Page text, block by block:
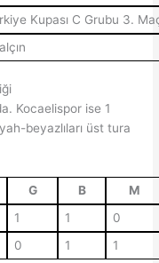
Kupası C Grubu 3.
Kocaelispor ise 1
beyazlıları üst tura
G B
M
1 1
0
0 1 1